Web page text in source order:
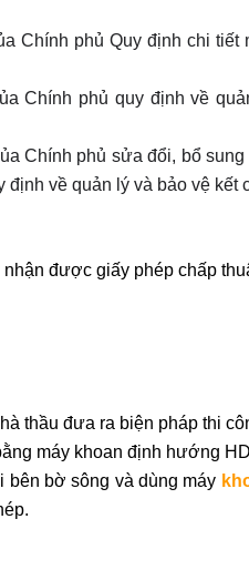
Chính phủ Quy định chi
Chính phủ quy định về
Chính phủ sửa đổi, bổ
định về quản lý và bảo vệ
được giấy phép chấp
thầu đưa ra biện pháp thi
máy khoan định hướng
bên bờ sông và dùng máy
.